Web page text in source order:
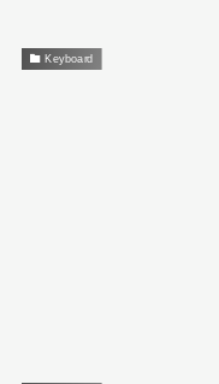
Keyboard